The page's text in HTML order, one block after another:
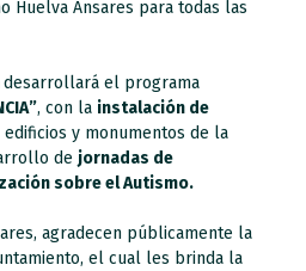
Huelva Ánsares para todas las
desarrollará el programa
, con la instalación de
y monumentos de la
de jornadas de
sobre el Autismo.
agradecen públicamente la
el cual les brinda la